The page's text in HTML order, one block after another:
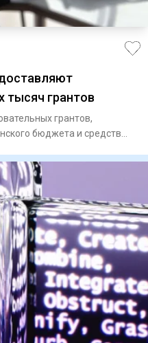
тысяч грантов
грантов,
бюджета и средств